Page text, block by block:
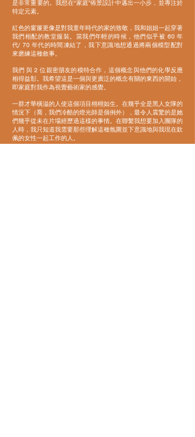
是非常重要的。我想在“家庭”佈景設計中邁出一小步，並專注於
特定元素。
紅色的窗簾更像是對我童年時代的家的致敬，我和姐姐一起穿著
我們相配的教堂服裝。當我們年輕的時候，他們似乎被 60 年
代/ 70 年代的時間凍結了，我下意識地想通過將兩個模型配對
來磨練這種敘事。
我們 與 2 位親密朋友的模特合作，這個概念與他們的化學反應
相得益彰。我希望這是一個與更廣泛的概念有關的東西的開始，
即家庭對我作為視覺藝術家的感覺。
一群才華橫溢的人使這個項目栩栩如生。在幾乎全是黑人女隊的
情況下（喬，我們冷酷的燈光師是個例外），最令人震驚的是她
們幾乎從未在片場經歷過這樣的事情。在聯繫我想要加入團隊的
人時，我只知道我需要那些理解這種氛圍並下意識地與我現在欽
佩的女性一起工作的人。